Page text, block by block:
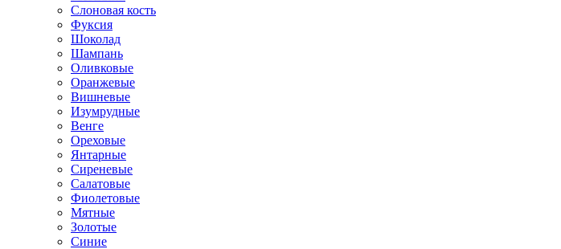
Слоновая кость
Фуксия
Шоколад
Шампань
Оливковые
Оранжевые
Вишневые
Изумрудные
Венге
Ореховые
Янтарные
Сиреневые
Салатовые
Фиолетовые
Мятные
Золотые
Синие